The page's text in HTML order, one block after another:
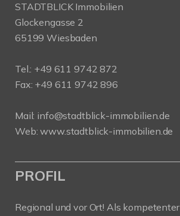
STADTBLICK Immobilien
Glockengasse 2
65199 Wiesbaden
Tel.: +49 611 9742 872
Fax: +49 611 9742 896
Mail: info@stadtblick-immobilien.de
Web:www.stadtblick-immobilien.de
PROFIL
Regional und vor Ort! Als kompetenter